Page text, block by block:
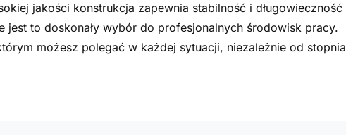
jakości konstrukcja zapewnia stabilność i długowieczność
jest to doskonały wybór do profesjonalnych środowisk pracy.
możesz polegać w każdej sytuacji, niezależnie od stopnia